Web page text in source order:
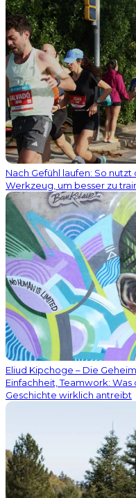
Nach Gefühl laufen: So nutzt
Werkzeug, um besser zu
Eliud Kipchoge – Die
Einfachheit, Teamwork:
Geschichte wirklich antreibt